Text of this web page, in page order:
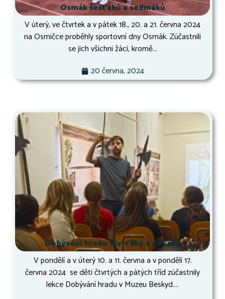
Osmák šesťáků a sedmáků
V úterý, ve čtvrtek a v pátek 18., 20. a 21. června 2024
na Osmičce proběhly sportovní dny Osmák. Zúčastnili
se jich všichni žáci, kromě...
20 června, 2024
Dobývání hradu čtvrťáky a páťáky
V pondělí a v úterý 10. a 11. června a v pondělí 17.
června 2024 se děti čtvrtých a pátých tříd zúčastnily
lekce Dobývání hradu v Muzeu Beskyd....